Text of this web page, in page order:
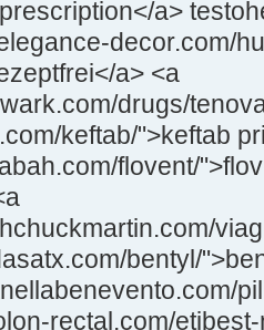
a>
decor.com/
a> <a
drugs/
keftab/">keftab
flovent/
bentyl/
rectal.com/